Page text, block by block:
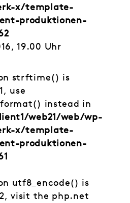
x/template-
produktionen-
19.00 Uhr
strftime() is
use
instead in
web21/web/wp-
x/template-
produktionen-
utf8_encode() is
visit the php.net